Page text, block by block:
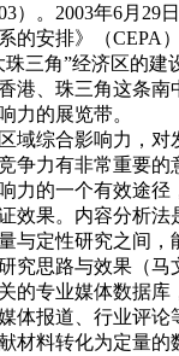
）。2003年6月29
的安排》（CEPA
三角”经济区的建
港、珠三角这条南
力的展览带。
综合影响力，对
争力有非常重要的
力的一个有效途径
效果。内容分析法
与定性研究之间，
究思路与效果（马
的专业媒体数据库
体报道、行业评论
材料转化为定量的